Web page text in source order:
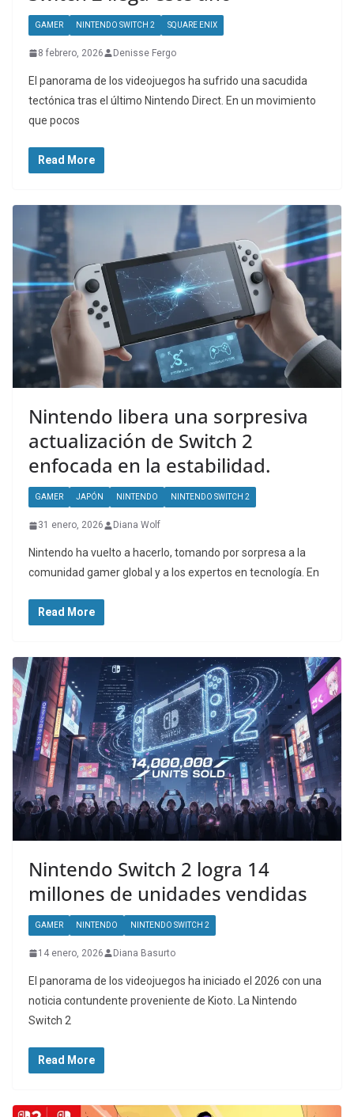
GAMER NINTENDO SWITCH 2 SQUARE ENIX
8 febrero, 2026 Denisse Fergo
El panorama de los videojuegos ha sufrido una sacudida
tectónica tras el último Nintendo Direct. En un movimiento
que pocos
Read More
Nintendo libera una sorpresiva
actualización de Switch 2
enfocada en la estabilidad.
GAMER JAPÓN NINTENDO NINTENDO SWITCH 2
31 enero, 2026 Diana Wolf
Nintendo ha vuelto a hacerlo, tomando por sorpresa a la
comunidad gamer global y a los expertos en tecnología. En
Read More
Nintendo Switch 2 logra 14
millones de unidades vendidas
GAMER NINTENDO NINTENDO SWITCH 2
14 enero, 2026 Diana Basurto
El panorama de los videojuegos ha iniciado el 2026 con una
noticia contundente proveniente de Kioto. La Nintendo
Switch 2
Read More